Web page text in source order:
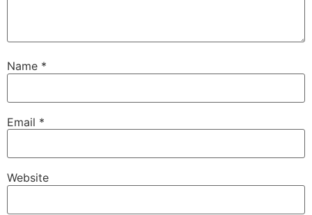
Name *
Email *
Website